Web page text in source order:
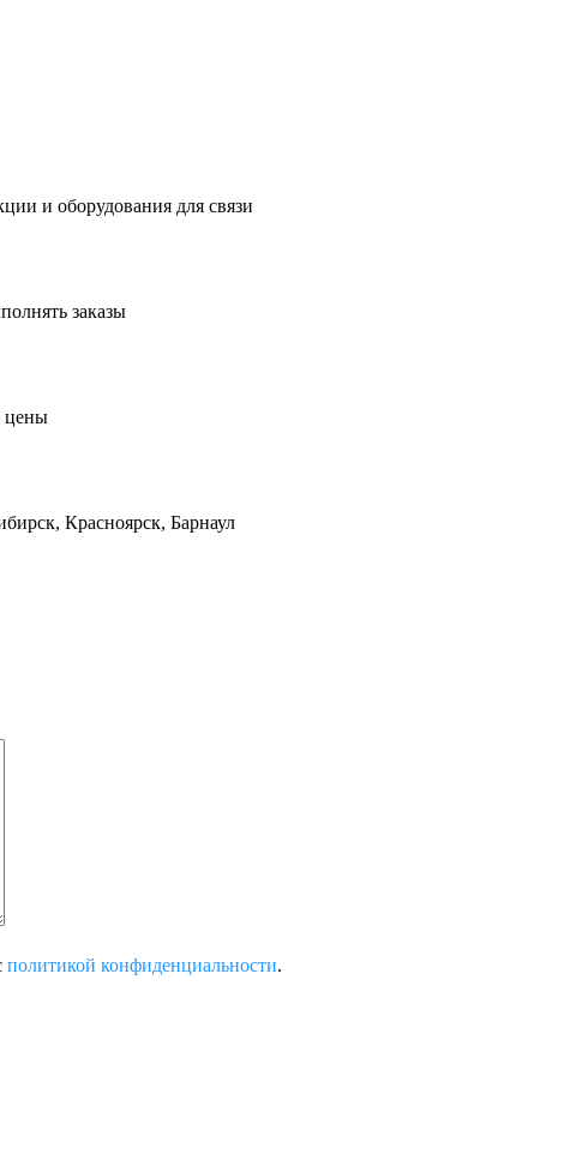
и оборудования для связи
заказы
цены
Красноярск, Барнаул
политикой конфиденциальности.